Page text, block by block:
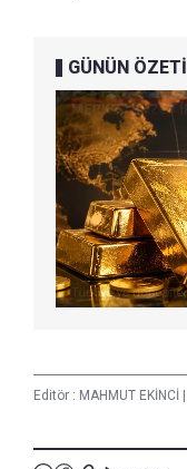
GÜNÜN ÖZETİ
Editör : MAHMUT EKİNCİ